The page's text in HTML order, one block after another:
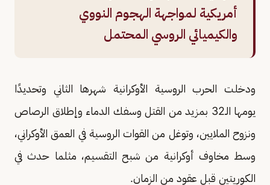
أمريكية لمواجهة الهجوم النووي
والكيميائي الروسي المحتمل
ودخلت الحرب الروسية الأوكرانية شهرها الثاني وتحديدًا
يومها الـ32 بمزيد من القتل وسفك الدماء وإطلاق الرصاص
ونزوح الملايين، وتوغل من القوات الروسية في العمق الأوكراني،
وسط مخاوف أوكرانية من شبح التقسيم، مثلما حدث في
الكوريتين قبل عقود من الزمان.